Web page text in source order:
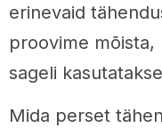
erinevaid
proovime mõista,
sageli
Mida perset